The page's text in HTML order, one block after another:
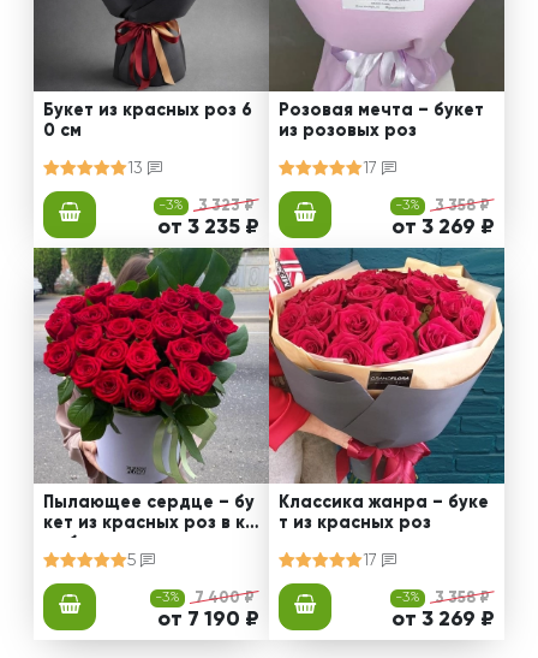
Букет из красных роз 6
0 см
13
-3% 3 323 ₽
от 3 235 ₽
Розовая мечта – букет
из розовых роз
17
-3% 3 358 ₽
от 3 269 ₽
Пылающее сердце – бу
кет из красных роз в ко
робке
5
-3% 7 400 ₽
от 7 190 ₽
Классика жанра – буке
т из красных роз
17
-3% 3 358 ₽
от 3 269 ₽